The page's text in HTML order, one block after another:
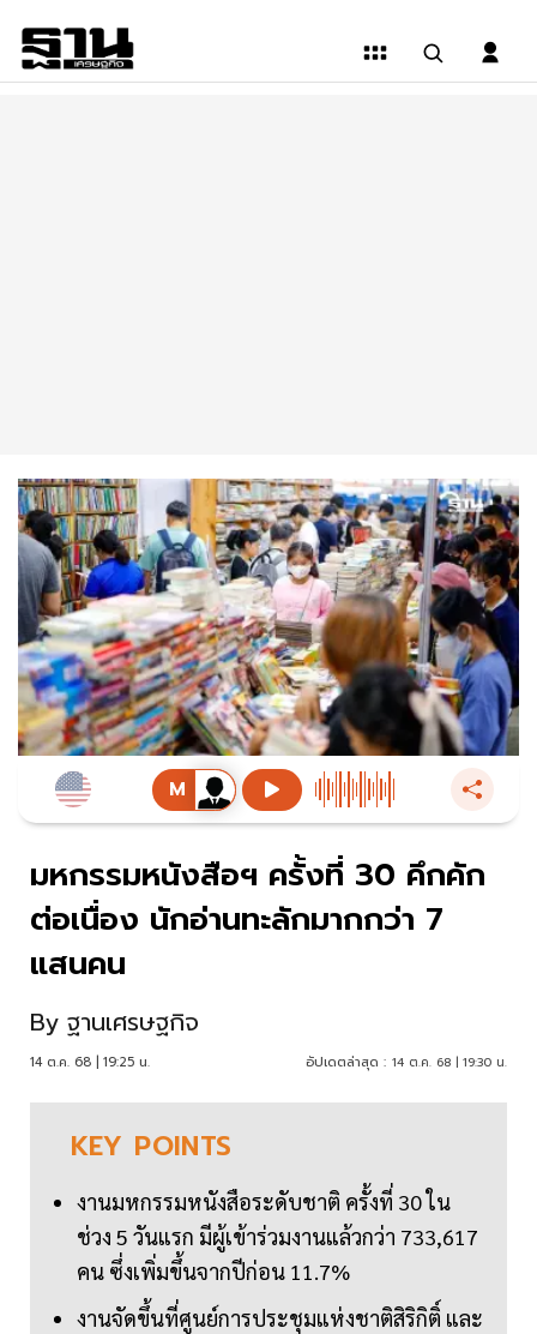
มหกรรมหนังสือฯ ครั้งที่ 30 คึกคัก
ต่อเนื่อง นักอ่านทะลักมากกว่า 7
แสนคน
By ฐานเศรษฐกิจ
14 ต.ค. 68 | 19:25 น. อัปเดตล่าสุด : 14 ต.ค. 68 | 19:30 น.
KEY POINTS
งานมหกรรมหนังสือระดับชาติ ครั้งที่ 30 ใน
ช่วง 5 วันแรก มีผู้เข้าร่วมงานแล้วกว่า 733,617
คน ซึ่งเพิ่มขึ้นจากปีก่อน 11.7%
งานจัดขึ้นที่ศูนย์การประชุมแห่งชาติสิริกิติ์ และ